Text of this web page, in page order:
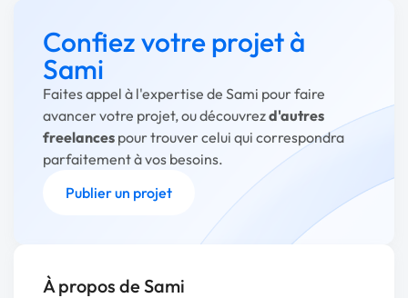
Confiez votre projet à
Sami
Faites appel à l'expertise de Sami pour faire
avancer votre projet, ou découvrezd'autres
freelances pour trouver celui qui correspondra
parfaitement à vos besoins.
Publier un projet
À propos de Sami